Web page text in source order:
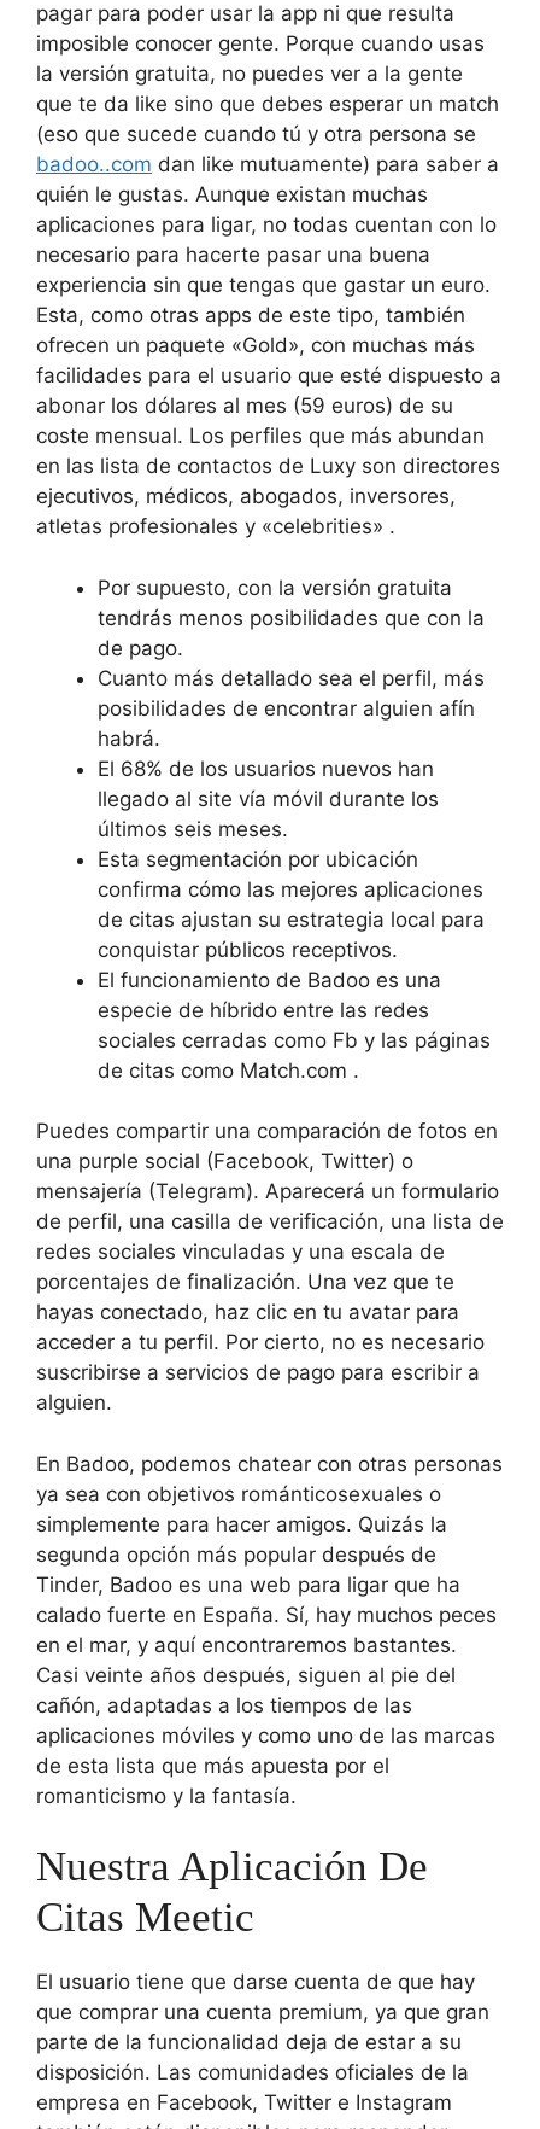
pagar para poder usar la app ni que resulta
imposible conocer gente. Porque cuando usas
la versión gratuita, no puedes ver a la gente
que te da like sino que debes esperar un match
(eso que sucede cuando tú y otra persona se
badoo..com dan like mutuamente) para saber a
quién le gustas. Aunque existan muchas
aplicaciones para ligar, no todas cuentan con lo
necesario para hacerte pasar una buena
experiencia sin que tengas que gastar un euro.
Esta, como otras apps de este tipo, también
ofrecen un paquete «Gold», con muchas más
facilidades para el usuario que esté dispuesto a
abonar los dólares al mes (59 euros) de su
coste mensual. Los perfiles que más abundan
en las lista de contactos de Luxy son directores
ejecutivos, médicos, abogados, inversores,
atletas profesionales y «celebrities» .
Por supuesto, con la versión gratuita
tendrás menos posibilidades que con la
de pago.
Cuanto más detallado sea el perfil, más
posibilidades de encontrar alguien afín
habrá.
El 68% de los usuarios nuevos han
llegado al site vía móvil durante los
últimos seis meses.
Esta segmentación por ubicación
confirma cómo las mejores aplicaciones
de citas ajustan su estrategia local para
conquistar públicos receptivos.
El funcionamiento de Badoo es una
especie de híbrido entre las redes
sociales cerradas como Fb y las páginas
de citas como Match.com .
Puedes compartir una comparación de fotos en
una purple social (Facebook, Twitter) o
mensajería (Telegram). Aparecerá un formulario
de perfil, una casilla de verificación, una lista de
redes sociales vinculadas y una escala de
porcentajes de finalización. Una vez que te
hayas conectado, haz clic en tu avatar para
acceder a tu perfil. Por cierto, no es necesario
suscribirse a servicios de pago para escribir a
alguien.
En Badoo, podemos chatear con otras personas
ya sea con objetivos románticosexuales o
simplemente para hacer amigos. Quizás la
segunda opción más popular después de
Tinder, Badoo es una web para ligar que ha
calado fuerte en España. Sí, hay muchos peces
en el mar, y aquí encontraremos bastantes.
Casi veinte años después, siguen al pie del
cañón, adaptadas a los tiempos de las
aplicaciones móviles y como uno de las marcas
de esta lista que más apuesta por el
romanticismo y la fantasía.
Nuestra Aplicación De
Citas Meetic
El usuario tiene que darse cuenta de que hay
que comprar una cuenta premium, ya que gran
parte de la funcionalidad deja de estar a su
disposición. Las comunidades oficiales de la
empresa en Facebook, Twitter e Instagram